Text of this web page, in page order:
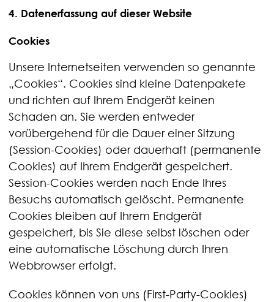
4. Datenerfassung auf dieser Website
Cookies
Unsere Internetseiten verwenden so genannte
„Cookies“. Cookies sind kleine Datenpakete
und richten auf Ihrem Endgerät keinen
Schaden an. Sie werden entweder
vorübergehend für die Dauer einer Sitzung
(Session-Cookies) oder dauerhaft (permanente
Cookies) auf Ihrem Endgerät gespeichert.
Session-Cookies werden nach Ende Ihres
Besuchs automatisch gelöscht. Permanente
Cookies bleiben auf Ihrem Endgerät
gespeichert, bis Sie diese selbst löschen oder
eine automatische Löschung durch Ihren
Webbrowser erfolgt.
Cookies können von uns (First-Party-Cookies)